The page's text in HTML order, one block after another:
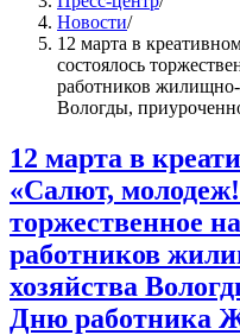
Новости/
12 марта в
состоялось
работников жилищно-
Вологды,
12 марта в
«Салют,
торжественное
работников
хозяйства
Дню работника